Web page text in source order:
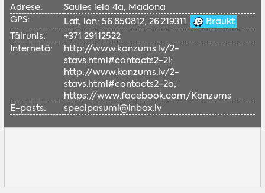
Adrese:
Saules iela 4a, Madona
GPS:
Lat, lon: 56.850812, 26.219311
Braukt
Tālrunis:
+371 29112522
Internetā:
http://www.konzums.lv/2-
stavs.html#contacts2-2i;
http://www.konzums.lv/2-
stavs.html#contacts2-2a;
https://www.facebook.com/Konzums
E-pasts:
specipasumi@inbox.lv